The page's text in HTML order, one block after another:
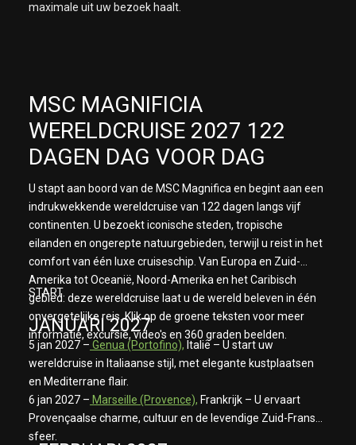
maximale uit uw bezoek haalt.
MSC MAGNIFICIA
WERELDCRUISE 2027 122
DAGEN DAG VOOR DAG
U stapt aan boord van de MSC Magnifica en begint aan een
indrukwekkende wereldcruise van 122 dagen langs vijf
continenten. U bezoekt iconische steden, tropische
eilanden en ongerepte natuurgebieden, terwijl u reist in het
comfort van één luxe cruiseschip. Van Europa en Zuid-
Amerika tot Oceanië, Noord-Amerika en het Caribisch
gebied: deze wereldcruise laat u de wereld beleven in één
onvergetelijke reis. Klik op de groene teksten voor meer
informatie, excursie, video's en 360 graden beelden.
START
JANUARI 2027
5 jan 2027 – Genua (Portofino), Italië – U start uw
wereldcruise in Italiaanse stijl, met elegante kustplaatsen
en Mediterrane flair.
6 jan 2027 – Marseille (Provence), Frankrijk – U ervaart
Provençaalse charme, cultuur en de levendige Zuid-Franse
sfeer.